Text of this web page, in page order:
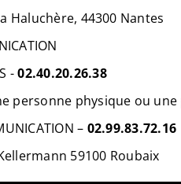
Haluchère, 44300 Nantes
-02.40.20.26.38
personne physique ou
– 02.99.83.72.16
59100 Roubaix